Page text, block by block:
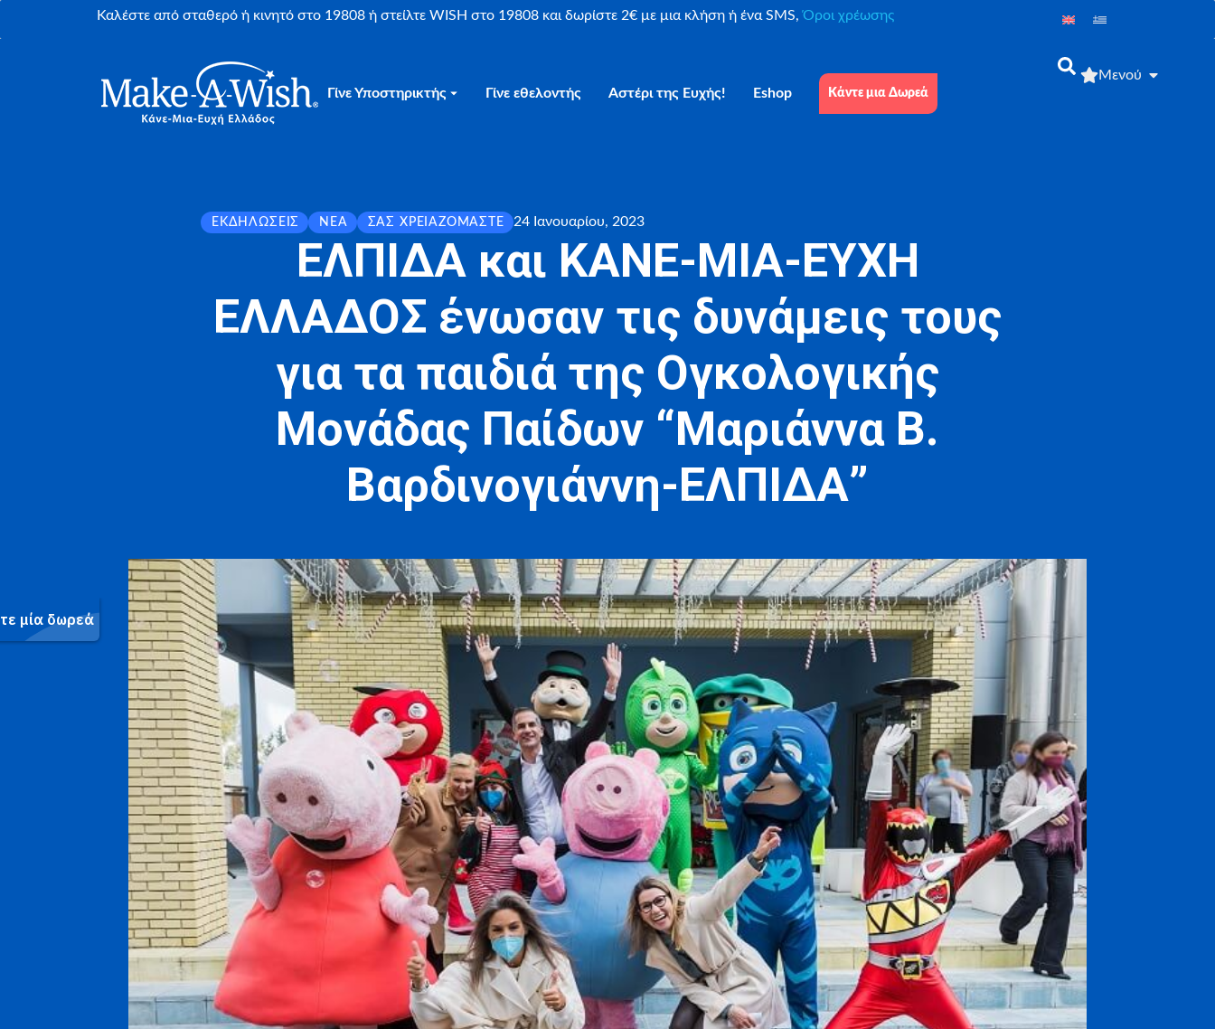
Καλέστε από σταθερό ή κινητό στο 19808 ή στείλτε WISH στο 19808 και δωρίστε 2€ με μια κλήση ή ένα SMS,Όροι χρέωσης
Γίνε Υποστηρικτής Γίνε εθελοντής Αστέρι της Ευχής! Eshop Κάντε μια Δωρεά
Μενού
ΕΚΔΗΛΏΣΕΙΣ ΝΈΑ ΣΑΣ ΧΡΕΙΑΖΌΜΑΣΤΕ 24 Ιανουαρίου, 2023
ΕΛΠΙΔΑ και ΚΑΝΕ-ΜΙΑ-ΕΥΧΗ
ΕΛΛΑΔΟΣ ένωσαν τις δυνάμεις τους
για τα παιδιά της Ογκολογικής
Μονάδας Παίδων “Μαριάννα Β.
Βαρδινογιάννη-ΕΛΠΙΔΑ”